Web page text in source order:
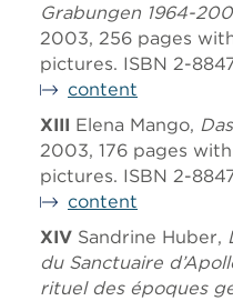
Grabungen 1964-
2003, 256 pages
pictures. ISBN 2-
content
XIII Elena Mango,
2003, 176 pages
pictures. ISBN 2-
content
XIV Sandrine Huber,
du Sanctuaire
rituel des époques